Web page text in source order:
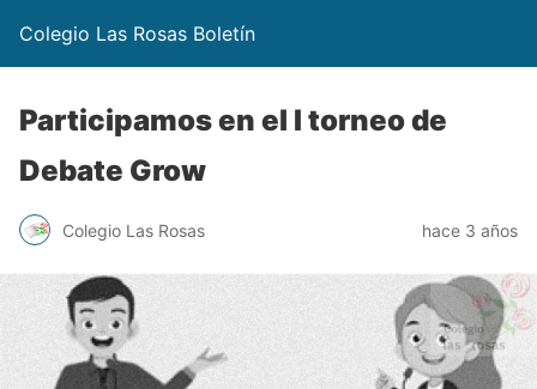
Colegio Las Rosas Boletín
Participamos en el I torneo de
Debate Grow
Colegio Las Rosas hace 3 años